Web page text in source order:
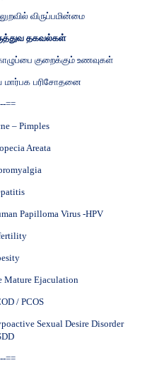
விருப்பமின்மை
தகவல்கள்
குறைக்கும் உணவுகள்
மார்பக பரிசோதனை
==
– Pimples
Areata
Papilloma Virus -HPV
Mature Ejaculation
/ PCOS
Sexual Desire Disorder
==